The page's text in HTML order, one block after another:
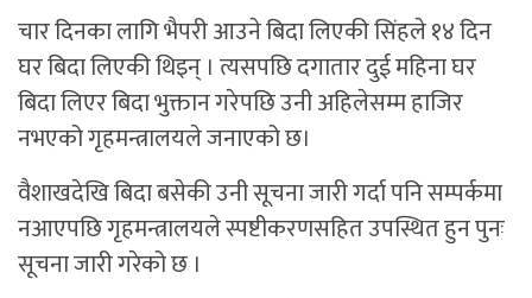
चार दिनका लागि भैपरी आउने बिदा लिएकी सिंहले १४ दिन
घर बिदा लिएकी थिइन् । त्यसपछि दगातार दुई महिना घर
बिदा लिएर बिदा भुक्तान गरेपछि उनी अहिलेसम्म हाजिर
नभएको गृहमन्त्रालयले जनाएको छ।
वैशाखदेखि बिदा बसेकी उनी सूचना जारी गर्दा पनि सम्पर्कमा
नआएपछि गृहमन्त्रालयले स्पष्टीकरणसहित उपस्थित हुन पुनः
सूचना जारी गरेको छ ।